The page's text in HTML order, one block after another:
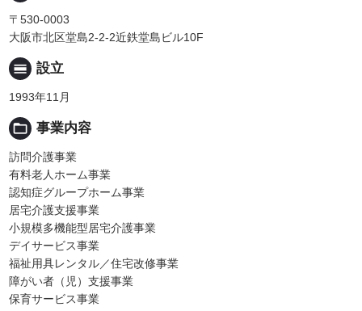
〒530-0003
大阪市北区堂島2-2-2近鉄堂島ビル10F
calendar_view_day 設立
1993年11月
folder_open 事業内容
訪問介護事業
有料老人ホーム事業
認知症グループホーム事業
居宅介護支援事業
小規模多機能型居宅介護事業
デイサービス事業
福祉用具レンタル／住宅改修事業
障がい者（児）支援事業
保育サービス事業